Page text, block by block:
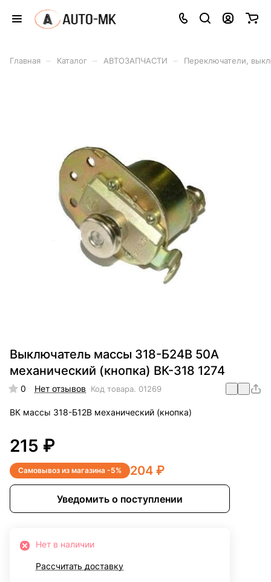
Главная Каталог АВТОЗАПЧАСТИ Переключатели,
Выключатель массы 318-Б24В 50А
механический (кнопка) ВК-318 1274
0 Нет отзывов Код товара. 01269
ВК массы 318-Б12В механический (кнопка)
215 ₽
Самовывоз из магазина -5% 204 ₽
Уведомить о поступлении
Нет в наличии
Рассчитать доставку